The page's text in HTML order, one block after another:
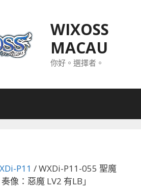
WIXOSS
MACAU
你好。選擇者。
P11 / WXDi-P11-055 聖魔
像：惡魔 LV2 有LB」